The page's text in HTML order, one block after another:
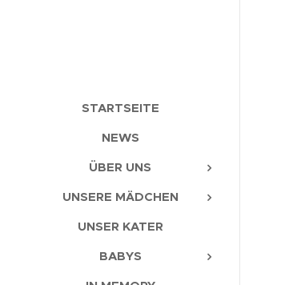
STARTSEITE
NEWS
ÜBER UNS
UNSERE MÄDCHEN
UNSER KATER
BABYS